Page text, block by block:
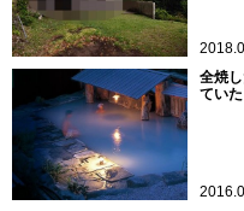
全焼
てい